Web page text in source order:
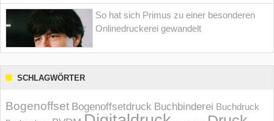
So hat sich Primus zu einer besonderen
Onlinedruckerei gewandelt
SCHLAGWÖRTER
Bogenoffset Bogenoffsetdruck Buchbinderei Buchdruck